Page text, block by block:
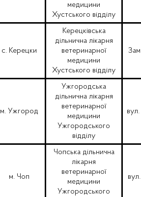
медицини
Хустського відділу
с. Керецки
Керецківська
дільнична лікарня
ветеринарної
медицини
Хустського відділу
м. Ужгород
Ужгородська
дільнична лікарня
ветеринарної
медицини
Ужгородського
відділу
м. Чоп
Чопська дільнична
лікарня
ветеринарної
медицини
Ужгородського